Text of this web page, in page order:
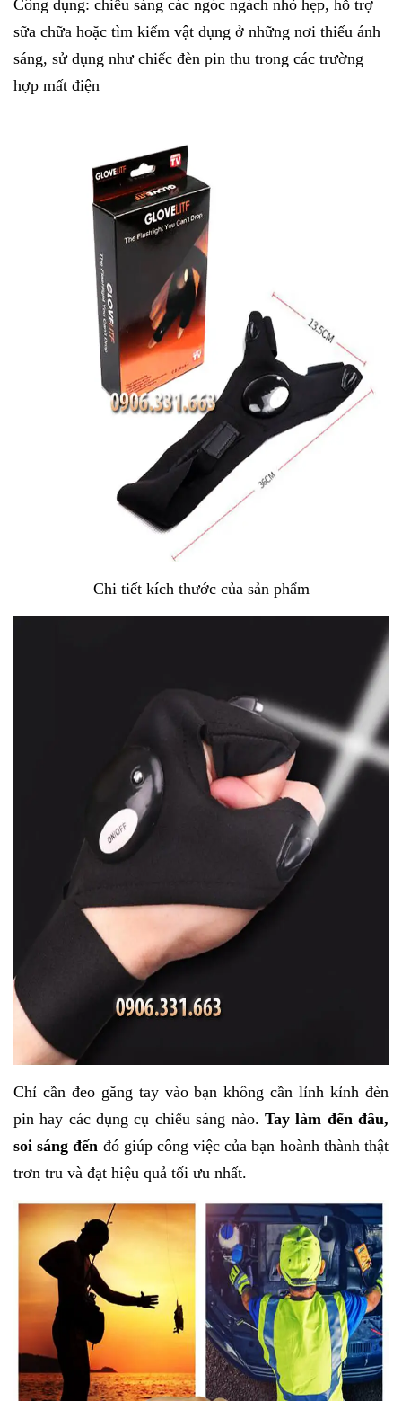
Công dụng: chiếu sáng các ngóc ngách nhỏ hẹp, hỗ trợ
sữa chữa hoặc tìm kiếm vật dụng ở những nơi thiếu ánh
sáng, sử dụng như chiếc đèn pin thu trong các trường
hợp mất điện
Chi tiết kích thước của sản phẩm
Chỉ cần đeo găng tay vào bạn không cần lỉnh kỉnh đèn
pin hay các dụng cụ chiếu sáng nào. Tay làm đến đâu,
soi sáng đến đó giúp công việc của bạn hoành thành thật
trơn tru và đạt hiệu quả tối ưu nhất.